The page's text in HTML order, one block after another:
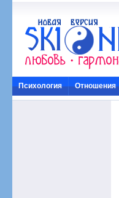
Психология Отношения